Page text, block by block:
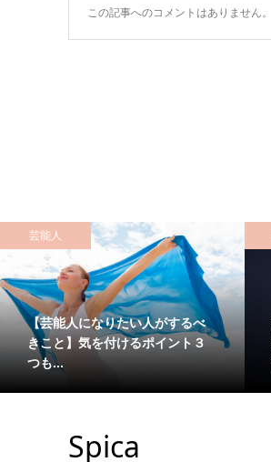
この記事へのコメントはありません。
芸能人
【芸能人になりたい人がするべ
きこと】気を付けるポイント３
つも...
Spica